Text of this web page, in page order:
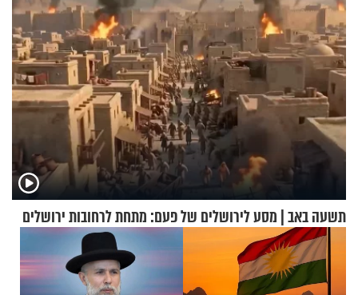
תשעה באב | מסע לירושלים של פעם: מתחת לרחובות ירושלים